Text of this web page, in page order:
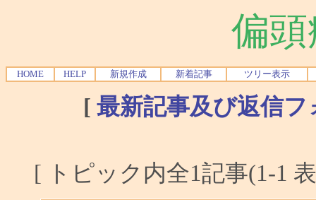
偏
HOME HELP 新規作成 新着記事 ツリー表示
[ 最新記事及び返信
[ トピック内全1記事(1-1